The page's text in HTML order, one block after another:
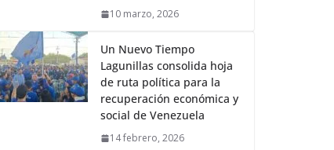
10 marzo, 2026
Un Nuevo Tiempo
Lagunillas consolida hoja
de ruta política para la
recuperación económica y
social de Venezuela
14 febrero, 2026